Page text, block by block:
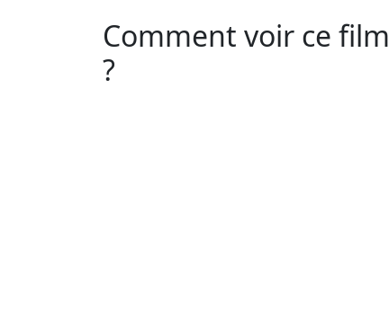
Comment voir ce film
?